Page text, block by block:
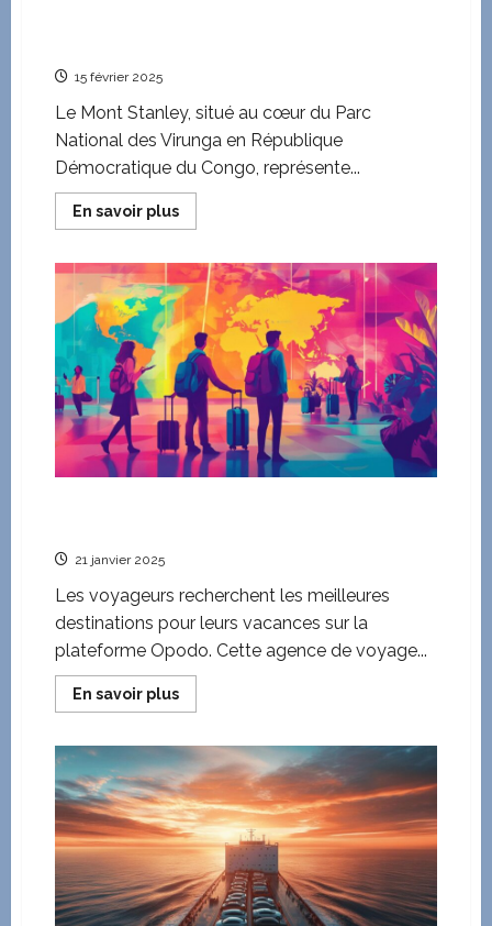
15 février 2025
Le Mont Stanley, situé au cœur du Parc
National des Virunga en République
Démocratique du Congo, représente...
En savoir plusEn
savoir
Explorer
le
Mont
Stanley
:
itineraires
verts
et
hebergements
ecologiques
21 janvier 2025
Les voyageurs recherchent les meilleures
destinations pour leurs vacances sur la
plateforme Opodo. Cette agence de voyage...
En savoir plusEn
savoir
des
destinations
les
plus
prisees
sur
Opodo
:
conseils
et